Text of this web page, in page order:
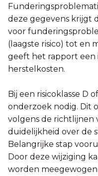
deze gegevens krijgt
voor
(laagste risico) tot en
geeft het rapport een
herstelkosten.
Bij een risicoklasse D
onderzoek nodig. Dit
volgens de richtlijnen
duidelijkheid over de
Belangrijke stap
Door deze wijziging
worden